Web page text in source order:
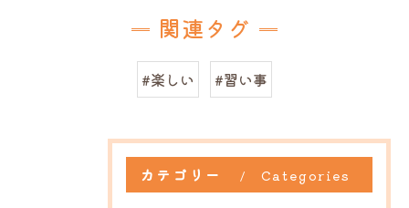
関連タグ
#楽しい #習い事
カテゴリー Categories